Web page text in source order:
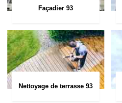
Façadier 93
Nettoyage de terrasse 93